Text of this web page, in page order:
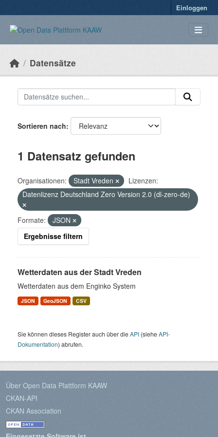
Einloggen
Datensätze
Sortieren nach
1 Datensatz gefunden
Organisationen: Stadt Vreden
Lizenzen:
Datenlizenz Deutschland Zero Version 2.0 (dl-zero-de)
Formate:
JSON
Ergebnisse filtern
Wetterdaten aus der Stadt Vreden
Wetterdaten aus dem Enginko System
JSON GeoJSON CSV
Sie können dieses Register auch über dieAPI (sieheAPI-
Dokumentation) abrufen.
Über Open Data Plattform KAAW
CKAN-API
CKAN Association